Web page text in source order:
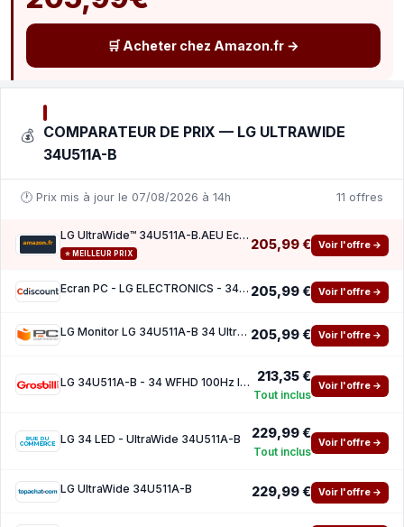
🛒 Acheter chez Amazon.fr →
💰 COMPARATEUR DE PRIX — LG ULTRAWIDE
34U511A-B
🕐 Prix mis à jour le 07/08/2026 à 14h 11 offres
LG UltraWide™ 34U511A-B.AEU Ecran PC Ultra Large 34 - Dalle IPS résolution UWFHD (2560x108
⭐ MEILLEUR PRIX
205,99 € Voir l'offre →
Ecran PC - LG ELECTRONICS - 34 - QHD - 100Hz - Dalle IPS - 5ms - 34U511A-B 205,99 € Voir l'offre →
LG Monitor LG 34U511A-B 34 UltraWide WFHD 100Hz IPS HDR 1ms 205,99 € Voir l'offre →
LG 34U511A-B - 34 WFHD 100Hz IPS 1ms HDR10 213,35 €
Tout inclus
Voir l'offre →
LG 34 LED - UltraWide 34U511A-B 229,99 €
Tout inclus
Voir l'offre →
LG UltraWide 34U511A-B 229,99 € Voir l'offre →